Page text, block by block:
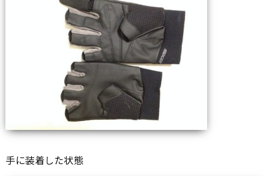
手に装着した状態